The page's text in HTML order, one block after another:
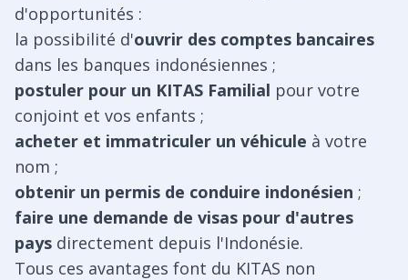
d'opportunités :
la possibilité d'ouvrir des comptes bancaires
dans les banques indonésiennes ;
postuler pour un KITAS Familial pour votre
conjoint et vos enfants ;
acheter et immatriculer un véhicule à votre
nom ;
obtenir un permis de conduire indonésien ;
faire une demande de visas pour d'autres
pays directement depuis l'Indonésie.
Tous ces avantages font du KITAS non